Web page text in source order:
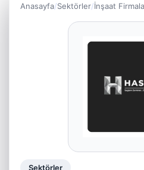
Anasayfa Sektörler İnşaat
Sektörler